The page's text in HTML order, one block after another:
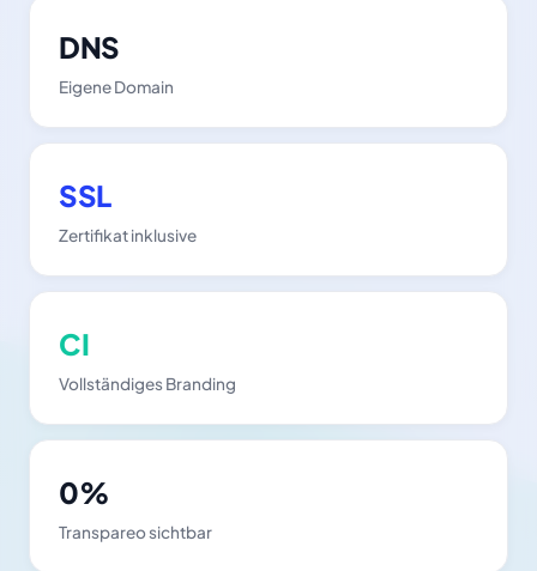
DNS
Eigene Domain
SSL
Zertifikat inklusive
CI
Vollständiges Branding
0%
Transpareo sichtbar